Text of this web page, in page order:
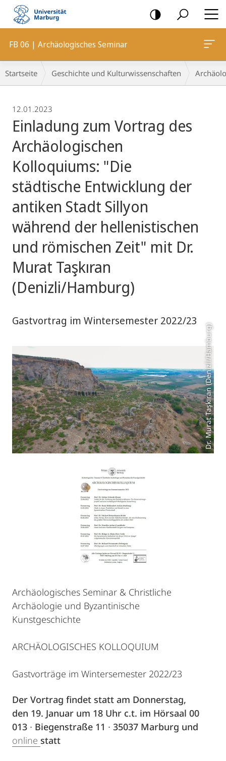
Mobile-
Navigation
FB 06 | Archäologisches Seminar
Breadcrumb-
Navigation
Startseite Geschichte und Kulturwissenschaften
12.01.2023
Einladung zum Vortrag des
Archäologischen
Kolloquiums: "Die
städtische Entwicklung der
antiken Stadt Sillyon
während der hellenistischen
und römischen Zeit" mit Dr.
Murat Taşkıran
(Denizli/Hamburg)
Gastvortrag im Wintersemester 2022/23
Dr. Murat Taşkıran (Denizli/Hamburg)
Archäologisches Seminar & Christliche
Archäologie und Byzantinische
Kunstgeschichte
ARCHÄOLOGISCHES KOLLOQUIUM
Gastvorträge im Wintersemester 2022/23
Der Vortrag findet statt am Donnerstag,
den 19. Januar um 18 Uhr c.t. im Hörsaal 00
013 ∙ Biegenstraße 11 ∙ 35037 Marburg und
online statt